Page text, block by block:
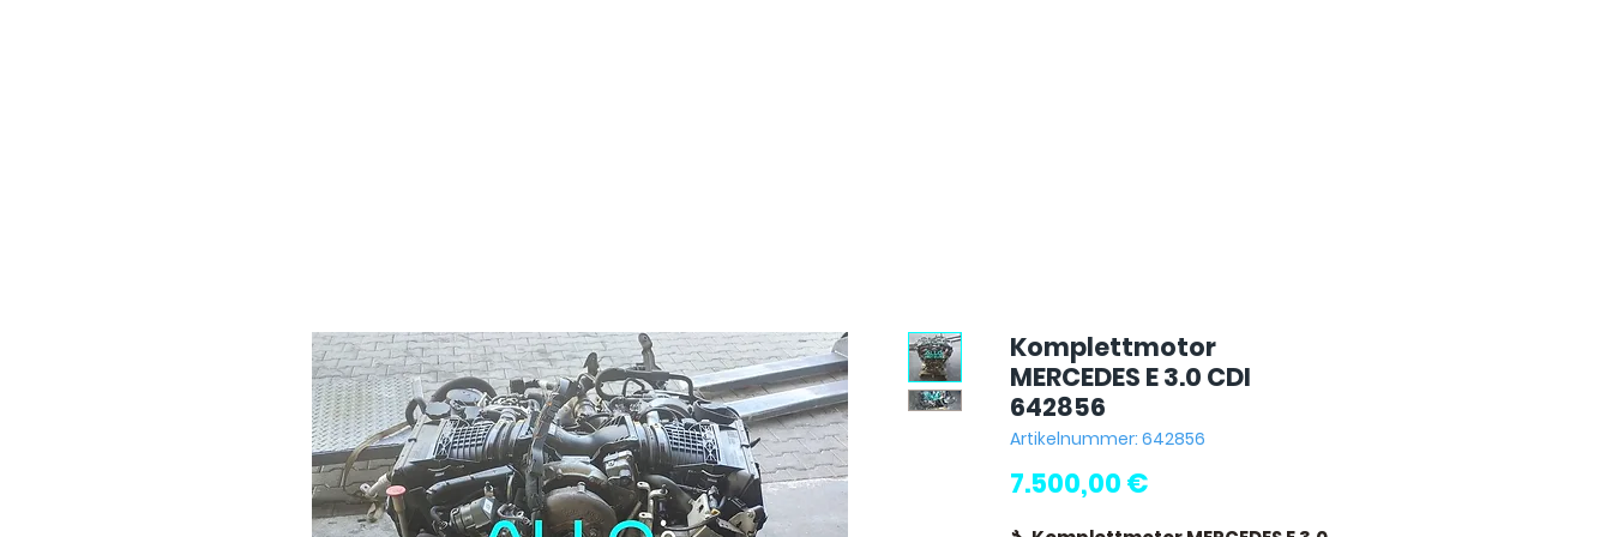
Komplettmotor
MERCEDES E 3.0 CDI
642856
Artikelnummer: 642856
7.500,00 €